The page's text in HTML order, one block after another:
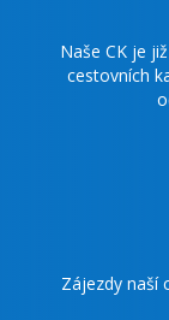
Naše CK je
cestovních
Zájezdy naší